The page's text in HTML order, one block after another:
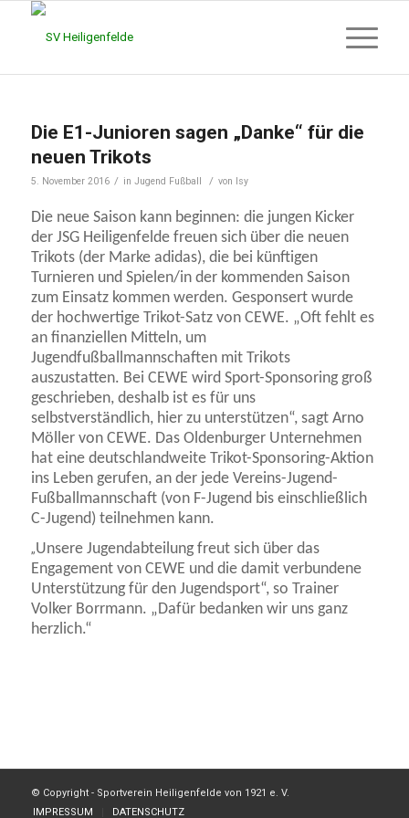
Die E1-Junioren sagen „Danke“ für die
neuen Trikots
5. November 2016 / in Jugend Fußball / von Isy
Die neue Saison kann beginnen: die jungen Kicker
der JSG Heiligenfelde freuen sich über die neuen
Trikots (der Marke adidas), die bei künftigen
Turnieren und Spielen/in der kommenden Saison
zum Einsatz kommen werden. Gesponsert wurde
der hochwertige Trikot-Satz von CEWE. „Oft fehlt es
an finanziellen Mitteln, um
Jugendfußballmannschaften mit Trikots
auszustatten. Bei CEWE wird Sport-Sponsoring groß
geschrieben, deshalb ist es für uns
selbstverständlich, hier zu unterstützen“, sagt Arno
Möller von CEWE. Das Oldenburger Unternehmen
hat eine deutschlandweite Trikot-Sponsoring-Aktion
ins Leben gerufen, an der jede Vereins-Jugend-
Fußballmannschaft (von F-Jugend bis einschließlich
C-Jugend) teilnehmen kann.
„Unsere Jugendabteilung freut sich über das
Engagement von CEWE und die damit verbundene
Unterstützung für den Jugendsport“, so Trainer
Volker Borrmann. „Dafür bedanken wir uns ganz
herzlich.“
© Copyright - Sportverein Heiligenfelde von 1921 e. V.
IMPRESSUM
DATENSCHUTZ